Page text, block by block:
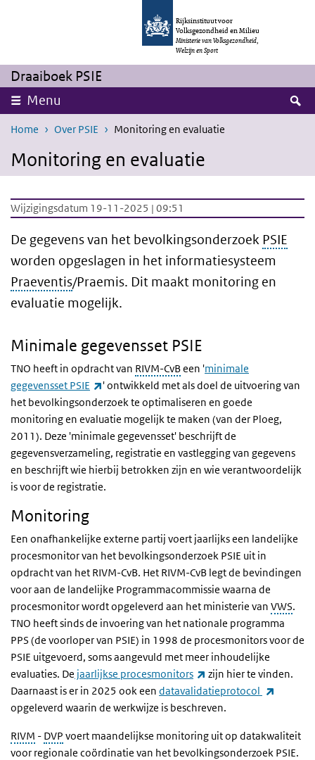
Overslaan en naar de inhoud gaan
Rijksinstituut voor
Volksgezondheid en Milieu
Ministerie van Volksgezondheid,
Welzijn en Sport
Draaiboek PSIE
Menu
Home Over PSIE Monitoring en evaluatie
Monitoring en evaluatie
Wijzigingsdatum 19-11-2025 | 09:51
De gegevens van het bevolkingsonderzoek PSIE
worden opgeslagen in het informatiesysteem
Praeventis/Praemis. Dit maakt monitoring en
evaluatie mogelijk.
Minimale gegevensset PSIE
TNO heeft in opdracht van RIVM-CvBeen 'minimale
gegevensset PSIE
(externe link)
' ontwikkeld met als doel de uitvoering van
het bevolkingsonderzoek te optimaliseren en goede
monitoring en evaluatie mogelijk te maken (van der Ploeg,
2011). Deze 'minimale gegevensset' beschrijft de
gegevensverzameling, registratie en vastlegging van gegevens
en beschrijft wie hierbij betrokken zijn en wie verantwoordelijk
is voor de registratie.
Monitoring
Een onafhankelijke externe partij voert jaarlijks een landelijke
procesmonitor van het bevolkingsonderzoek PSIE uit in
opdracht van het RIVM-CvB. Het RIVM-CvB legt de bevindingen
voor aan de landelijke Programmacommissie waarna de
procesmonitor wordt opgeleverd aan het ministerie van VWS.
TNO heeft sinds de invoering van het nationale programma
PPS (de voorloper van PSIE) in 1998 de procesmonitors voor de
PSIE uitgevoerd, soms aangevuld met meer inhoudelijke
evaluaties. De jaarlijkse procesmonitors (externe link)
zijn hier te vinden.
Daarnaast is er in 2025 ook een datavalidatieprotocol
opgeleverd waarin de werkwijze is beschreven.
RIVM - DVP voert maandelijkse monitoring uit op datakwaliteit
voor regionale coördinatie van het bevolkingsonderzoek PSIE.